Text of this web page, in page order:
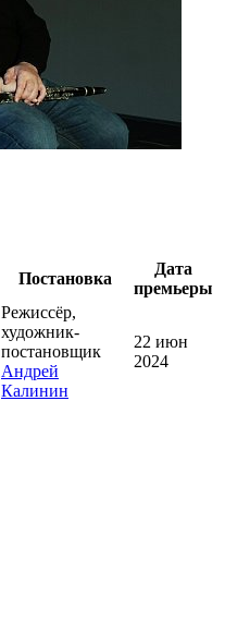
Постановка
Дата
премьеры
Режиссёр,
художник-
постановщик
Андрей
Калинин
22 июн
2024